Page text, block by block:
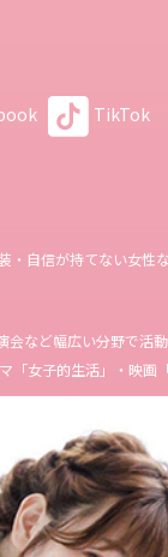
TikTok
・自信が持てない女
会など幅広い分野で
「女子的生活」・映